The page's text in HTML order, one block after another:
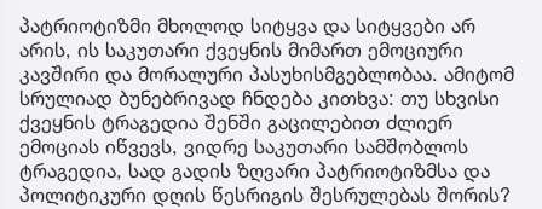
პატრიოტიზმი მხოლოდ სიტყვა და სიტყვები არ
არის, ის საკუთარი ქვეყნის მიმართ ემოციური
კავშირი და მორალური პასუხისმგებლობაა. ამიტომ
სრულიად ბუნებრივად ჩნდება კითხვა: თუ სხვისი
ქვეყნის ტრაგედია შენში გაცილებით ძლიერ
ემოციას იწვევს, ვიდრე საკუთარი სამშობლოს
ტრაგედია, სად გადის ზღვარი პატრიოტიზმსა და
პოლიტიკური დღის წესრიგის შესრულებას შორის?